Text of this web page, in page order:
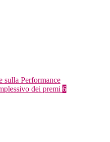
sulla Performance
dei premi 6